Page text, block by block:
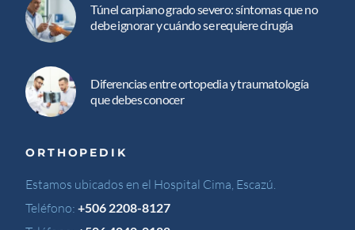
Túnel carpiano grado severo: síntomas que no
debe ignorar y cuándo se requiere cirugía
Diferencias entre ortopedia y traumatología
que debes conocer
ORTHOPEDIK
Estamos ubicados en el Hospital Cima, Escazú.
Teléfono:+506 2208-8127